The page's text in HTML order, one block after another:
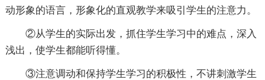
动形象的语言，形象化的直观教学来吸引学生的注意力。
②从学生的实际出发，抓住学生学习中的难点，深入
浅出，使学生都能听得懂。
③注意调动和保持学生学习的积极性，不讲刺激学生